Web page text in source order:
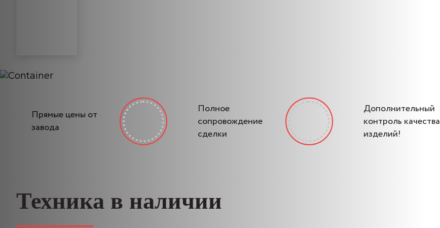
Прямые цены от
завода
Полное
сопровождение
сделки
Дополнительный
контроль качества
изделий!
Техника в наличии